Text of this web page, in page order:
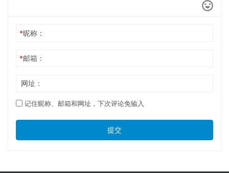
*昵称：
*邮箱：
网址：
记住昵称、邮箱和网址，下次评论免输入
提交